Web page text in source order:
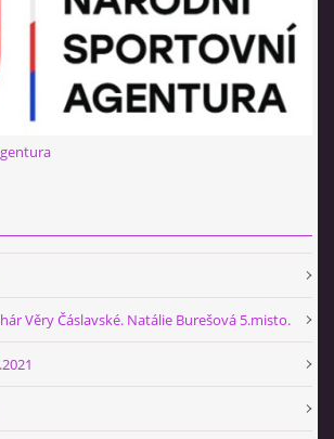
Věry Čáslavské. Natálie Burešová 5.misto.